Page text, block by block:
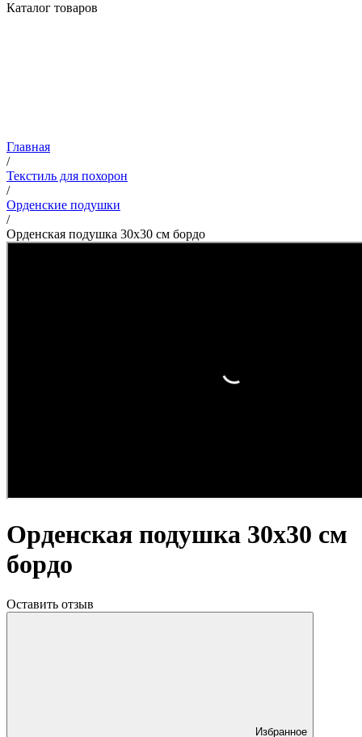
Каталог товаров
Главная
/
Текстиль для похорон
/
Орденские подушки
/
Орденская подушка 30х30 см бордо
Орденская подушка 30х30 см
бордо
Оставить отзыв
Избранное